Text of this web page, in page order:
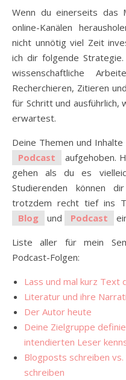
Wenn du einerseits das
online-Kanälen
nicht unnötig viel Zeit
ich dir folgende Strategie.
wissenschaftliche
Recherchieren, Zitieren
für Schritt und ausführlich,
erwartest.
Deine Themen und
Podcast
aufgehoben.
gehen als du es
Studierenden können
trotzdem recht tief ins
Blog
und Podcast
Liste aller für mein
Podcast-Folgen:
Lass und mal kurz Text
Literatur und ihre
Der Autor heute
Deine Zielgruppe
intendierten Leser
Blogposts schreiben
schreiben